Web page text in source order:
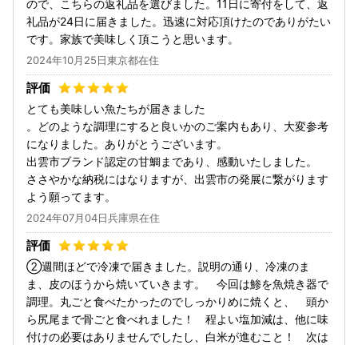
ので、こちらの返礼品を選びました。11日に寄付をして、返
礼品が24日に届きました。迅速に対応頂けたのでありがたい
です。家族で美味しく頂こうと思います。
2024年10月25日東京都在住
とても美味しい魚たちが届きました
。どのような調理にすると良いかのご案内もあり、大変参考
になりました。ありがとうございます。
出雲市ブランド認定の甘鯛まであり、感動いたしました。
ささやかな納税にはなりますが、出雲市の発展に繋がります
よう願ってます。
2024年07月04日兵庫県在住
②週間ほどで冷凍で届きました。説明の通り、冷凍のま
ま、皮のほうから焼いていきます。 今回は鯵を魚焼き器で
調理。丸ごと食べたかったのでしっかりめに焼くと、 頭か
ら尻尾まで骨ごと食べれました！ 程よい塩加減は、他に味
付けの必要はありませんでしたし、白米が進むこと！ 次は